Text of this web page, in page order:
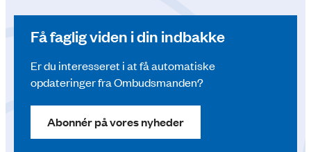
Få faglig viden i din indbakke
Er du interesseret i at få automatiske
opdateringer fra Ombudsmanden?
Abonnér på vores nyheder